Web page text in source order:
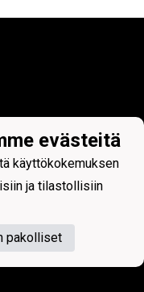
evästeitä
käyttökokemuksen
ja tilastollisiin
pakolliset